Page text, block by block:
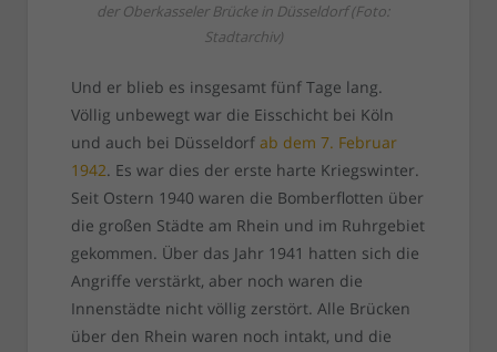
der Oberkasseler Brücke in Düsseldorf (Foto:
Stadtarchiv)
Und er blieb es insgesamt fünf Tage lang.
Völlig unbewegt war die Eisschicht bei Köln
und auch bei Düsseldorf ab dem 7. Februar
1942. Es war dies der erste harte Kriegswinter.
Seit Ostern 1940 waren die Bomberflotten über
die großen Städte am Rhein und im Ruhrgebiet
gekommen. Über das Jahr 1941 hatten sich die
Angriffe verstärkt, aber noch waren die
Innenstädte nicht völlig zerstört. Alle Brücken
über den Rhein waren noch intakt, und die